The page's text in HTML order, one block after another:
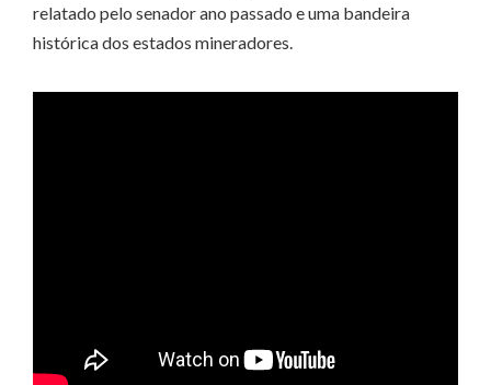
relatado pelo senador ano passado e uma bandeira
histórica dos estados mineradores.